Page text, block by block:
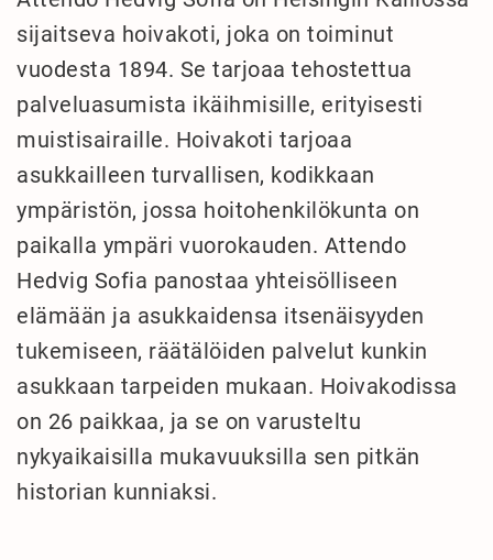
sijaitseva hoivakoti, joka on toiminut
vuodesta 1894. Se tarjoaa tehostettua
palveluasumista ikäihmisille, erityisesti
muistisairaille. Hoivakoti tarjoaa
asukkailleen turvallisen, kodikkaan
ympäristön, jossa hoitohenkilökunta on
paikalla ympäri vuorokauden. Attendo
Hedvig Sofia panostaa yhteisölliseen
elämään ja asukkaidensa itsenäisyyden
tukemiseen, räätälöiden palvelut kunkin
asukkaan tarpeiden mukaan. Hoivakodissa
on 26 paikkaa, ja se on varusteltu
nykyaikaisilla mukavuuksilla sen pitkän
historian kunniaksi.